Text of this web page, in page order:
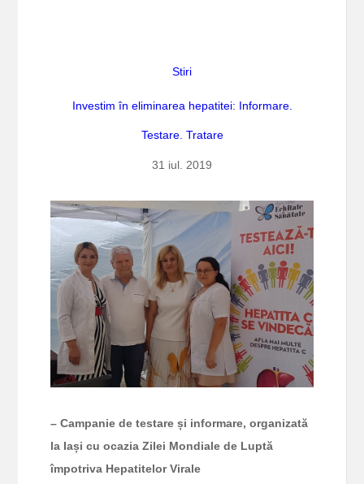
Stiri
Investim în eliminarea hepatitei: Informare.
Testare. Tratare
31 iul. 2019
– Campanie de testare și informare, organizată
la Iași cu ocazia Zilei Mondiale de Luptă
împotriva Hepatitelor Virale